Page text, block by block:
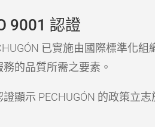
9001 認證
已實施由國際標準化
務的品質所需之要素。
證顯示 PECHUGÓN 的政策立